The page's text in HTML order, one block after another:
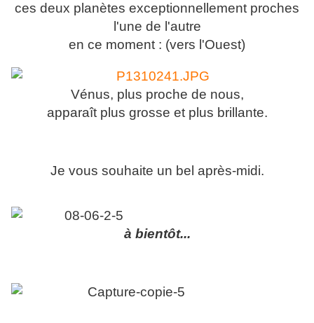
ces deux planètes exceptionnellement proches
l'une de l'autre
en ce moment : (vers l'Ouest)
Vénus, plus proche de nous,
apparaît plus grosse et plus brillante.
Je vous souhaite un bel après-midi.
à bientôt...